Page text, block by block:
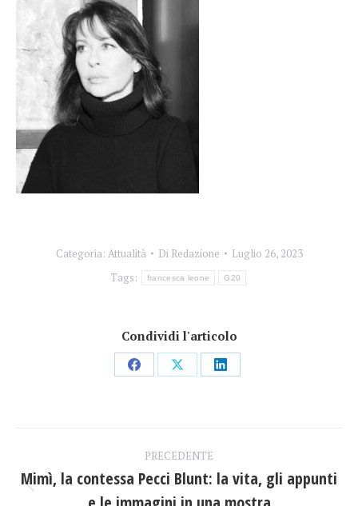
Categoria: Attualità Di Redazione
Luglio 26, 2023
Tags:
francesca leone G20
Condividi l'articolo
CondividiCondividiCondividi
tra
PRECEDENTE
Post
Mimì, la contessa Pecci Blunt: la vita, gli appunti